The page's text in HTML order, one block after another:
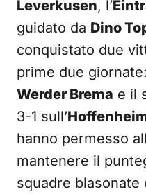
Leverkusen, l’
guidato da Dino
conquistato due
prime due
Werder Brema e il
3-1 sull’
hanno permesso
mantenere il
squadre blasonate